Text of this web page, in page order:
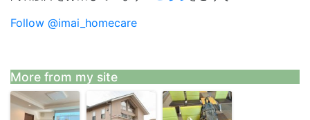
Follow @imai_homecare
More from my site